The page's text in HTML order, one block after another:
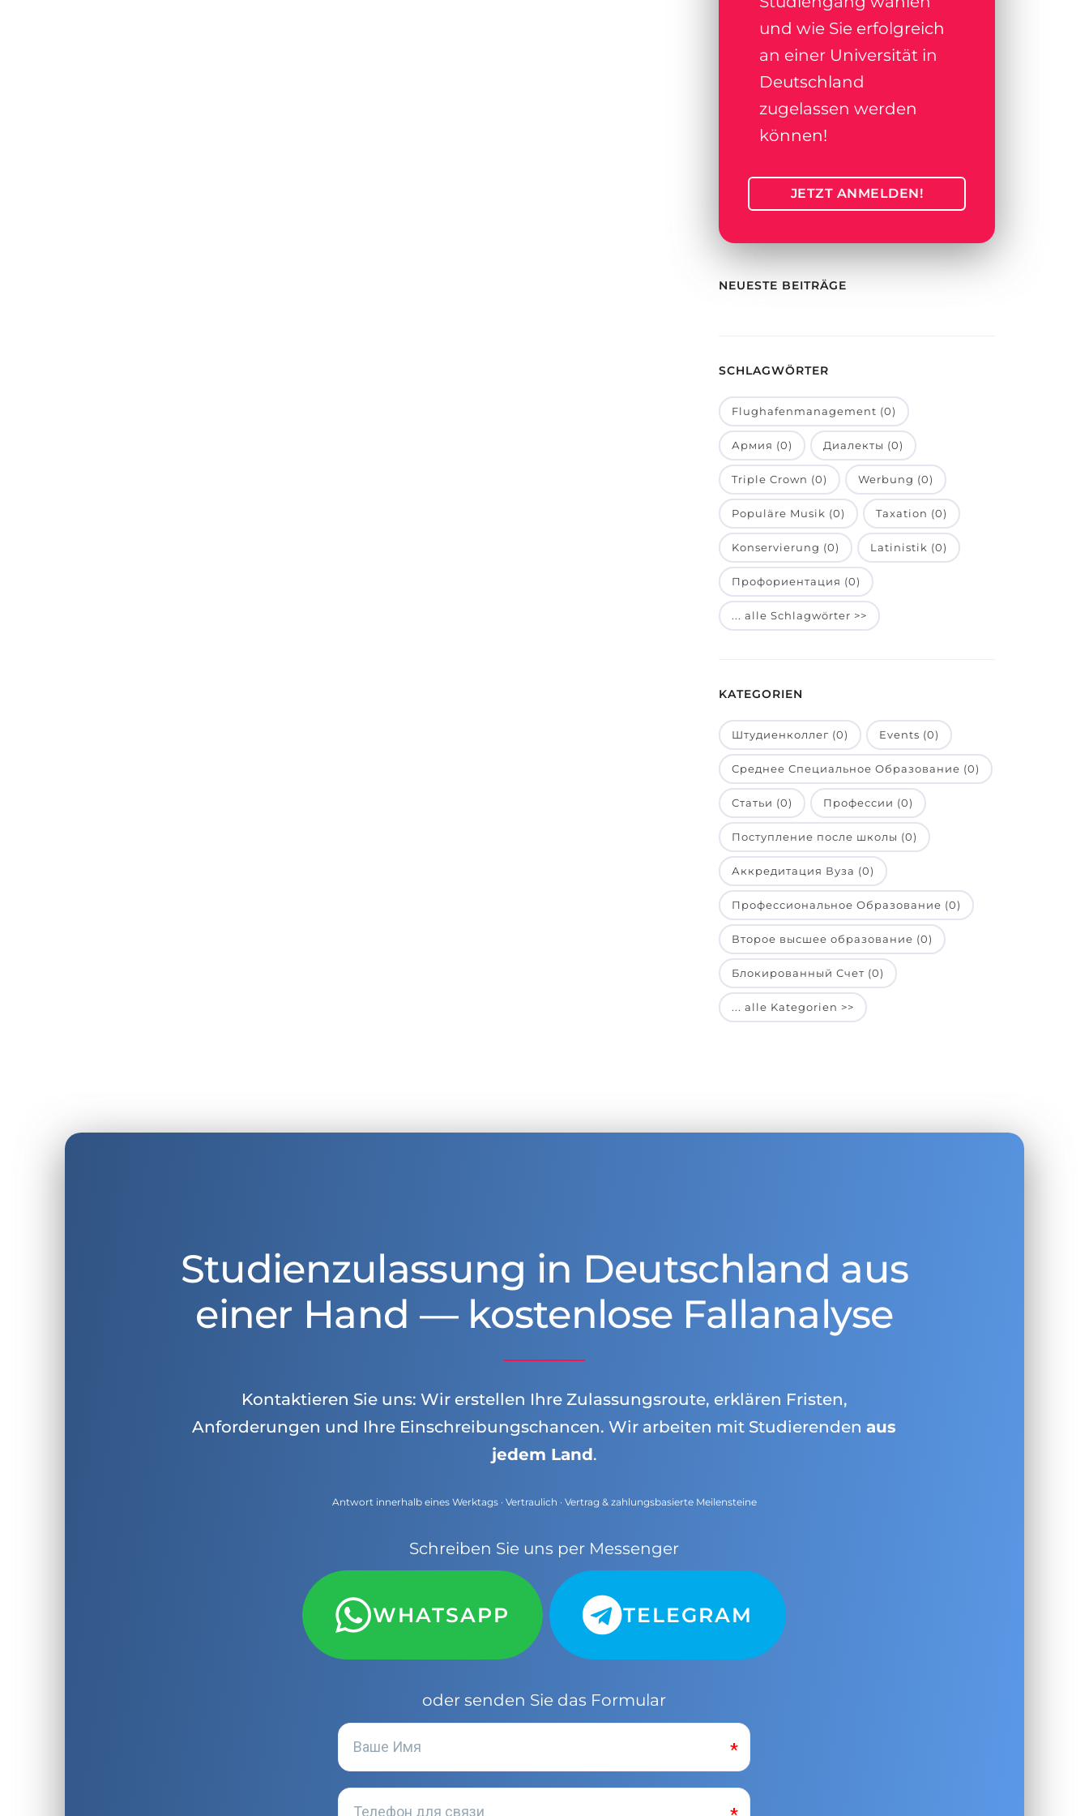
und wie Sie erfolgreich
an einer Universität in
Deutschland
zugelassen werden
können!
JETZT ANMELDEN!
NEUESTE BEITRÄGE
SCHLAGWÖRTER
Flughafenmanagement (0)
Армия (0) Диалекты (0)
Triple Crown (0) Werbung (0)
Populäre Musik (0) Taxation (0)
Konservierung (0) Latinistik (0)
Профориентация (0)
... alle Schlagwörter >>
KATEGORIEN
Штудиенколлег (0) Events (0)
Среднее Специальное Образование (0)
Статьи (0) Профессии (0)
Поступление после школы (0)
Аккредитация Вуза (0)
Профессиональное Образование (0)
Второе высшее образование (0)
Блокированный Счет (0)
... alle Kategorien >>
Studienzulassung in Deutschland aus
einer Hand — kostenlose Fallanalyse
Kontaktieren Sie uns: Wir erstellen Ihre Zulassungsroute, erklären Fristen,
Anforderungen und Ihre Einschreibungschancen. Wir arbeiten mit Studierendenaus
jedem Land.
Antwort innerhalb eines Werktags · Vertraulich · Vertrag & zahlungsbasierte Meilensteine
Schreiben Sie uns per Messenger
WHATSAPP TELEGRAM
oder senden Sie das Formular